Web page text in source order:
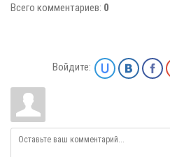
Всего комментариев: 0
Войдите: